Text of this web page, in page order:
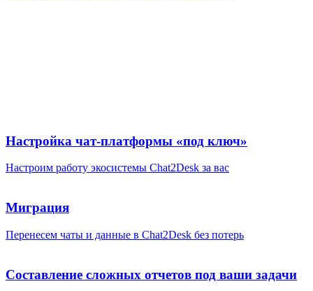
Настройка чат-платформы «под ключ»
Настроим работу экосистемы Chat2Desk за вас
Миграция
Перенесем чаты и данные в Chat2Desk без потерь
Составление сложных отчетов под ваши задачи